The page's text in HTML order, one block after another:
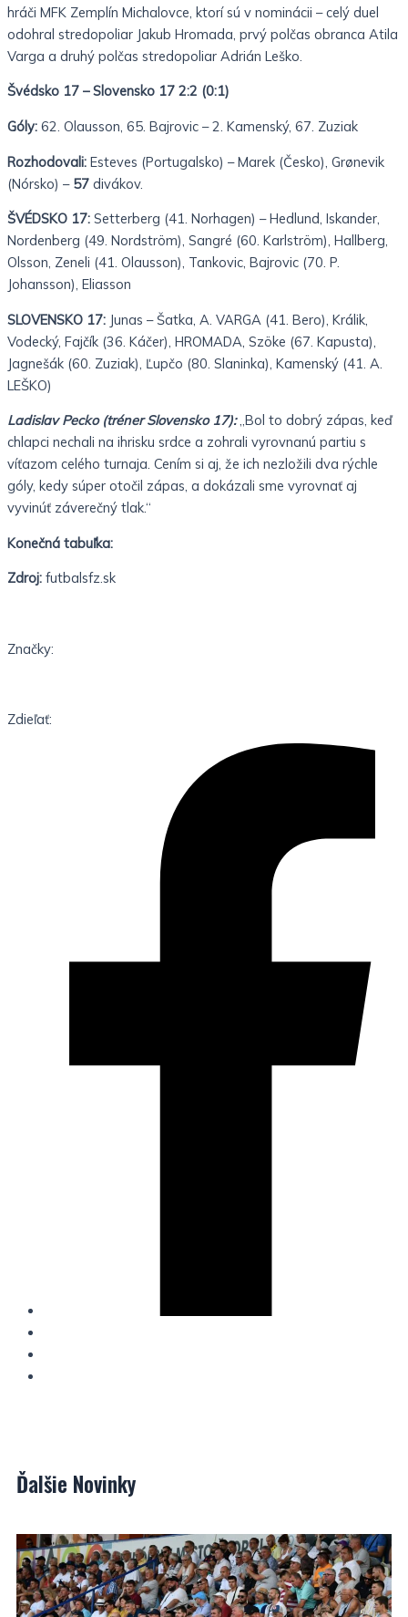
hráči MFK Zemplín Michalovce, ktorí sú v nominácii – celý duel
odohral stredopoliar Jakub Hromada, prvý polčas obranca Atila
Varga a druhý polčas stredopoliar Adrián Leško.
Švédsko 17 – Slovensko 17 2:2 (0:1)
Góly: 62. Olausson, 65. Bajrovic – 2. Kamenský, 67. Zuziak
Rozhodovali: Esteves (Portugalsko) – Marek (Česko), Grønevik
(Nórsko) – 57 divákov.
ŠVÉDSKO 17: Setterberg (41. Norhagen) – Hedlund, Iskander,
Nordenberg (49. Nordström), Sangré (60. Karlström), Hallberg,
Olsson, Zeneli (41. Olausson), Tankovic, Bajrovic (70. P.
Johansson), Eliasson
SLOVENSKO 17: Junas – Šatka, A. VARGA (41. Bero), Králik,
Vodecký, Fajčík (36. Káčer), HROMADA, Szöke (67. Kapusta),
Jagnešák (60. Zuziak), Ľupčo (80. Slaninka), Kamenský (41. A.
LEŠKO)
Ladislav Pecko (tréner Slovensko 17):„Bol to dobrý zápas, keď
chlapci nechali na ihrisku srdce a zohrali vyrovnanú partiu s
víťazom celého turnaja. Cením si aj, že ich nezložili dva rýchle
góly, kedy súper otočil zápas, a dokázali sme vyrovnať aj
vyvinúť záverečný tlak.“
Konečná tabuľka:
Zdroj: futbalsfz.sk
Značky:
Zdieľať:
Ďalšie Novinky